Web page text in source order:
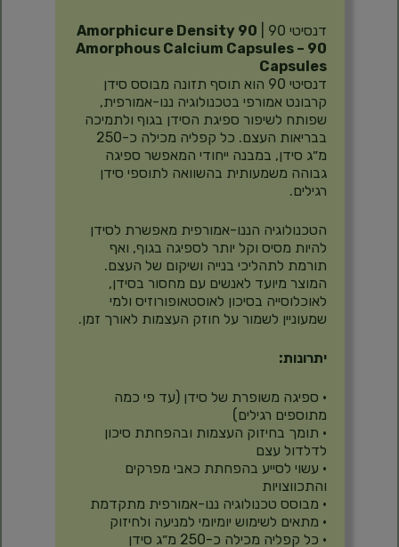
דנסיטי 90 |
Amorphicure Density 90
Amorphous Calcium Capsules – 90
Capsules
דנסיטי 90 הוא תוסף תזונה מבוסס סידן
קרבונט אמורפי בטכנולוגיה ננו-אמורפית,
שפותח לשיפור ספיגת הסידן בגוף ולתמיכה
בבריאות העצם. כל קפליה מכילה כ-250
מ״ג סידן, במבנה ייחודי המאפשר ספיגה
גבוהה משמעותית בהשוואה לתוספי סידן
רגילים.
הטכנולוגיה הננו-אמורפית מאפשרת לסידן
להיות מסיס וקל יותר לספיגה בגוף, ואף
תורמת לתהליכי בנייה ושיקום של העצם.
המוצר מיועד לאנשים עם מחסור בסידן,
לאוכלוסייה בסיכון לאוסטאופורוזיס ולמי
שמעוניין לשמור על חוזק העצמות לאורך זמן.
יתרונות:
• ספיגה משופרת של סידן (עד פי כמה
מתוספים רגילים)
• תומך בחיזוק העצמות ובהפחתת סיכון
לדלדול עצם
• עשוי לסייע בהפחתת כאבי מפרקים
והתכווצויות
• מבוסס טכנולוגיה ננו-אמורפית מתקדמת
• מתאים לשימוש יומיומי למניעה ולחיזוק
• כל קפליה מכילה כ-250 מ״ג סידן